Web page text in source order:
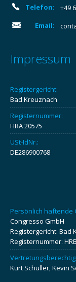
Telefon:
+49
Email:
Impressum
Registergericht:
Bad Kreuznach
Registernummer:
HRA 20575
USt-IdNr.:
DE286900768
Persönlich haftende
Congresso GmbH
Registergericht: Bad
Registernummer:
Kurt Schüller, Kevin